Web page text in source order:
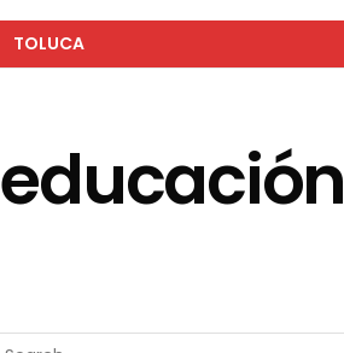
TOLUCA
educación